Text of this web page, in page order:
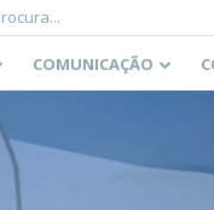
COMUNICAÇÃO